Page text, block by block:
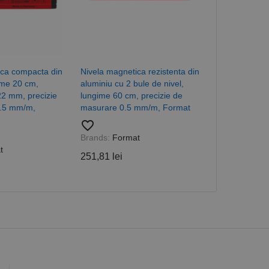
compacta din
20 cm,
mm, precizie
mm/m,
Nivela magnetica rezistenta din
aluminiu cu 2 bule de nivel,
lungime 60 cm, precizie de
masurare 0.5 mm/m, Format
favorite_border
Brands: Format
251,81 lei
Este necesar
- care este o
frecvent utilizat.
atribuirea unui
colectarea
date privind
parte sau de un
Descriere